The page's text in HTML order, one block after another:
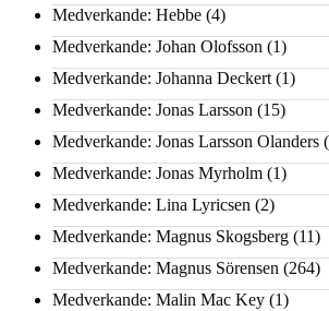
Medverkande: Hebbe (4)
Medverkande: Johan Olofsson (1)
Medverkande: Johanna Deckert (1)
Medverkande: Jonas Larsson (15)
Medverkande: Jonas Larsson Olanders
Medverkande: Jonas Myrholm (1)
Medverkande: Lina Lyricsen (2)
Medverkande: Magnus Skogsberg (11)
Medverkande: Magnus Sörensen (264)
Medverkande: Malin Mac Key (1)